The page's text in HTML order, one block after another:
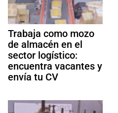
Trabaja como mozo
de almacén en el
sector logístico:
encuentra vacantes y
envía tu CV